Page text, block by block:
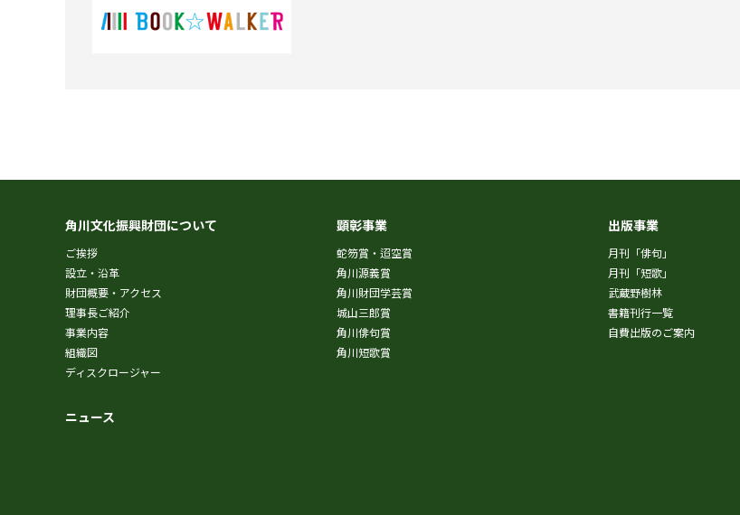
角川文化振興財団について
ご挨拶
設立・沿革
財団概要・アクセス
理事長ご紹介
事業内容
組織図
ディスクロージャー
ニュース
顕彰事業
蛇笏賞・迢空賞
角川源義賞
角川財団学芸賞
城山三郎賞
角川俳句賞
角川短歌賞
出版事業
月刊「俳句」
月刊「短歌」
武蔵野樹林
書籍刊行一覧
自費出版のご案内